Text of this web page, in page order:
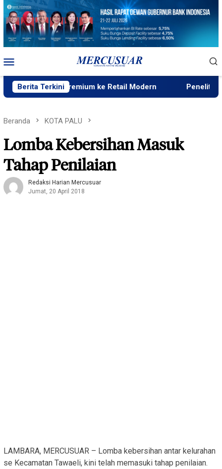
Loncat
konten
Mobile
Berita Terkini
Beras Premium ke Retail Modern Peneliti Sejarah:
Beranda KOTA PALU
Lomba Kebersihan Masuk
Tahap Penilaian
Redaksi Harian Mercusuar
Jumat, 20 April 2018
LAMBARA, MERCUSUAR – Lomba kebersihan antar kelurahan
se Kecamatan Tawaeli, kini telah memasuki tahap penilaian.